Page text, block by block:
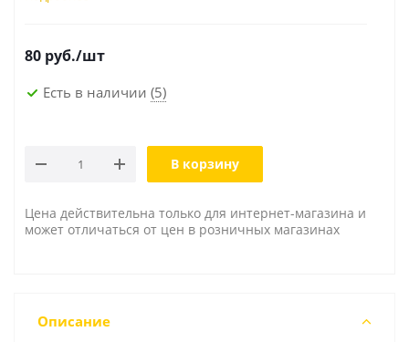
80 руб./шт
Есть в наличии (5)
В корзину
Цена действительна только для интернет-магазина и
может отличаться от цен в розничных магазинах
Описание